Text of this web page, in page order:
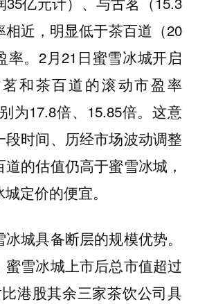
近，明显低于茶百道（20
率。2月21日蜜雪冰城开启
和茶百道的滚动市盈率
为17.8倍、15.85倍。这意
段时间、历经市场波动调整
的估值仍高于蜜雪冰城，
定价的便宜。
城具备断层的规模优势。
蜜雪冰城上市后总市值超过
港股其余三家茶饮公司具